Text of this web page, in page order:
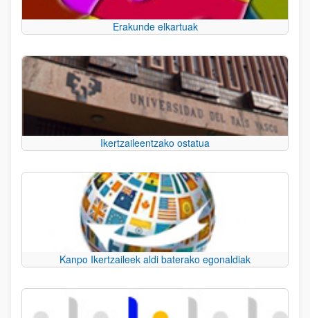
Erakunde elkartuak
Ikertzaileentzako ostatua
Kanpo Ikertzaileek aldi baterako egonaldiak